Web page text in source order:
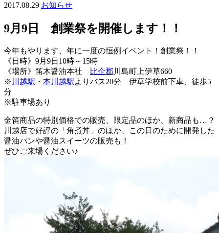
2017.08.29 お知らせ
9月9日 創業祭を開催します！！
今年もやります、年に一度の恒例イベント！創業祭！！
《日時》9月9日10時～15時
《場所》笛木醤油本社
比企郡 川島町上伊草660
※ 川越駅 ・ 本川越駅よりバス20分 伊草学校前下車、徒歩5
分
※駐車場あり
金笛商品の特別価格での販売、限定品のほか、新商品も…？
川越店で好評の「角煮丼」のほか、この日のために開発した
醤油パンや醤油スイーツの販売も！
ぜひご来場ください♪